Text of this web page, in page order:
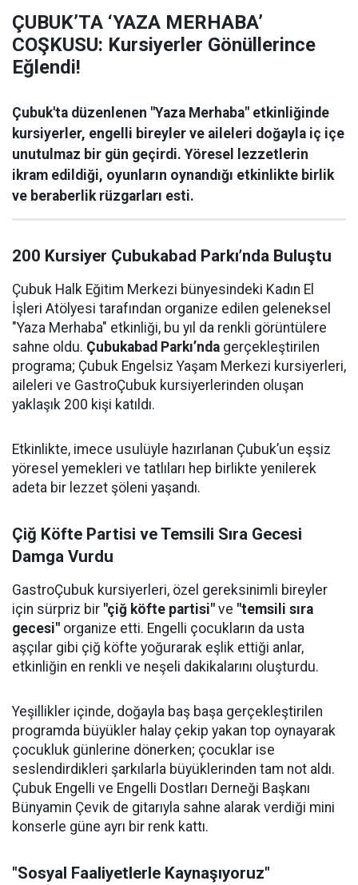
ÇUBUK’TA ‘YAZA MERHABA’
COŞKUSU: Kursiyerler Gönüllerince
Eğlendi!
Çubuk'ta düzenlenen "Yaza Merhaba" etkinliğinde
kursiyerler, engelli bireyler ve aileleri doğayla iç içe
unutulmaz bir gün geçirdi. Yöresel lezzetlerin
ikram edildiği, oyunların oynandığı etkinlikte birlik
ve beraberlik rüzgarları esti.
200 Kursiyer Çubukabad Parkı’nda Buluştu
Çubuk Halk Eğitim Merkezi bünyesindeki Kadın El
İşleri Atölyesi tarafından organize edilen geleneksel
"Yaza Merhaba" etkinliği, bu yıl da renkli görüntülere
sahne oldu. Çubukabad Parkı’nda gerçekleştirilen
programa; Çubuk Engelsiz Yaşam Merkezi kursiyerleri,
aileleri ve GastroÇubuk kursiyerlerinden oluşan
yaklaşık 200 kişi katıldı.
Etkinlikte, imece usulüyle hazırlanan Çubuk’un eşsiz
yöresel yemekleri ve tatlıları hep birlikte yenilerek
adeta bir lezzet şöleni yaşandı.
Çiğ Köfte Partisi ve Temsili Sıra Gecesi
Damga Vurdu
GastroÇubuk kursiyerleri, özel gereksinimli bireyler
için sürpriz bir "çiğ köfte partisi" ve "temsili sıra
gecesi" organize etti. Engelli çocukların da usta
aşçılar gibi çiğ köfte yoğurarak eşlik ettiği anlar,
etkinliğin en renkli ve neşeli dakikalarını oluşturdu.
Yeşillikler içinde, doğayla baş başa gerçekleştirilen
programda büyükler halay çekip yakan top oynayarak
çocukluk günlerine dönerken; çocuklar ise
seslendirdikleri şarkılarla büyüklerinden tam not aldı.
Çubuk Engelli ve Engelli Dostları Derneği Başkanı
Bünyamin Çevik de gitarıyla sahne alarak verdiği mini
konserle güne ayrı bir renk kattı.
"Sosyal Faaliyetlerle Kaynaşıyoruz"